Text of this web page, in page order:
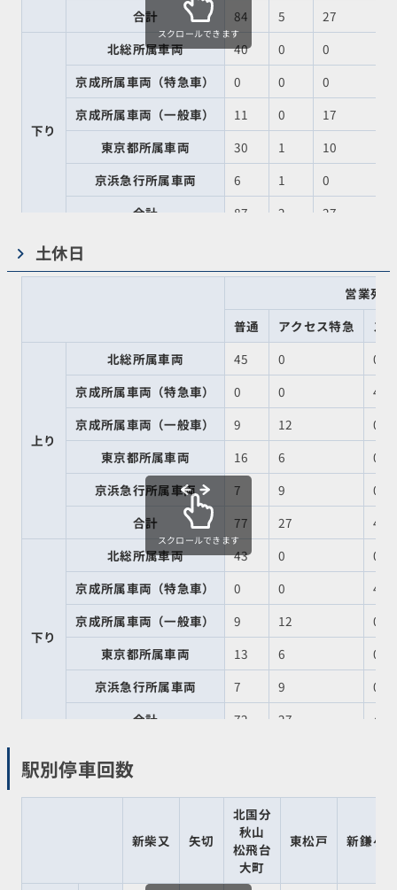
合計
84 5 27
下り
北総所属車両 40 0
0
京成所属車両（特急車）
0 0
0
京成所属車両（一般車）
11 0
17
東京都所属車両
30 1
10
京浜急行所属車両
6 1
0
合計
87 2 27
スクロールできます
土休日
営業列車
普通
アクセス特急 ス
上り
北総所属車両 45 0
0
京成所属車両（特急車）
0 0
41
京成所属車両（一般車）
9 12
0
東京都所属車両
16 6
0
京浜急行所属車両
7 9
0
合計
77 27 41
下り
北総所属車両 43 0
0
京成所属車両（特急車）
0 0
41
京成所属車両（一般車）
9 12
0
東京都所属車両
13 6
0
京浜急行所属車両
7 9
0
合計
72 27 41
スクロールできます
駅別停車回数
新柴又 矢切
北国分
秋山
松飛台
大町
東松戸 新鎌ヶ谷